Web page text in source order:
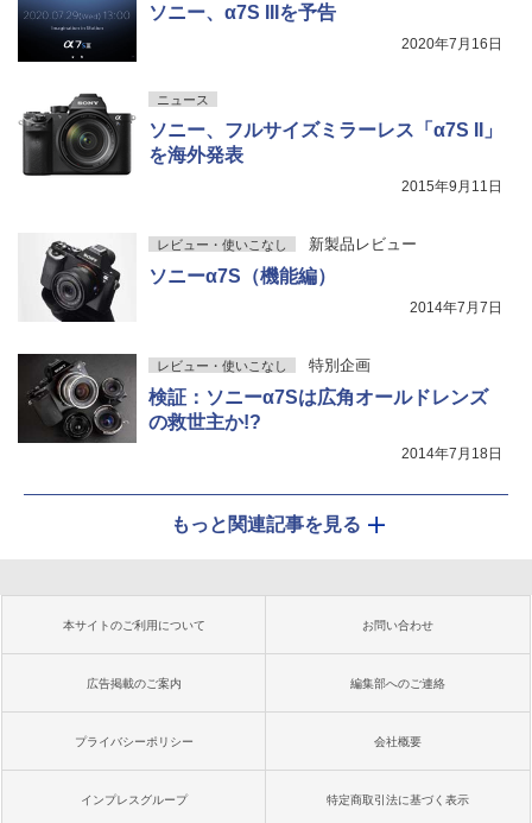
ソニー、α7S IIIを予告
2020年7月16日
ニュース
ソニー、フルサイズミラーレス「α7S II」
を海外発表
2015年9月11日
レビュー・使いこなし 新製品レビュー
ソニーα7S（機能編）
2014年7月7日
レビュー・使いこなし 特別企画
検証：ソニーα7Sは広角オールドレンズ
の救世主か!?
2014年7月18日
もっと関連記事を見る
本サイトのご利用について お問い合わせ
広告掲載のご案内 編集部へのご連絡
プライバシーポリシー 会社概要
インプレスグループ 特定商取引法に基づく表示